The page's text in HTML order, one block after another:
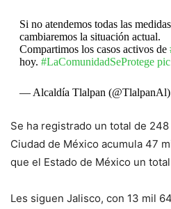
Si no atendemos todas las
cambiaremos la situación actual.
Compartimos los casos activos de
hoy. #LaComunidadSeProtege
— Alcaldía Tlalpan (@TlalpanAl)
Se ha registrado un total de
Ciudad de México acumula 47
que el Estado de México un
Les siguen Jalisco, con 13 mil